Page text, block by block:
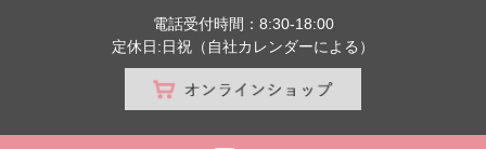
インスタグラム更新中です
2020化粧品開発展に出展します
電話受付時間：8:30-18:00
定休日:日祝（自社カレンダーによる）